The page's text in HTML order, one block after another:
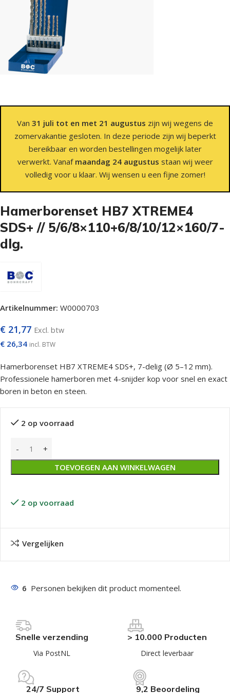
Van 31 juli tot en met 21 augustus zijn wij wegens de
zomervakantie gesloten. In deze periode zijn wij beperkt
bereikbaar en worden bestellingen mogelijk later
verwerkt. Vanaf maandag 24 augustus staan wij weer
volledig voor u klaar. Wij wensen u een fijne zomer!
Hamerborenset HB7 XTREME4
SDS+ // 5/6/8×110+6/8/10/12×160/7-
dlg.
Artikelnummer: W0000703
€ 21,77 Excl. btw
€ 26,34 incl. BTW
Hamerborenset HB7 XTREME4 SDS+, 7-delig (Ø 5–12 mm).
Professionele hamerboren met 4-snijder kop voor snel en exact
boren in beton en steen.
2 op voorraad
TOEVOEGEN AAN WINKELWAGEN
2 op voorraad
Vergelijken
6 Personen bekijken dit product momenteel.
Snelle verzending
Via PostNL
> 10.000 Producten
Direct leverbaar
24/7 Support 9,2 Beoordeling